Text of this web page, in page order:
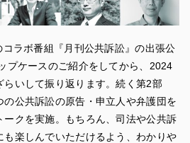
ラボ番組『月刊公共訴訟』の出張公
プケースのご紹介をしてから、2024
らいして振り返ります。続く第2部
の公共訴訟の原告・申立人や弁護団を
クを実施。もちろん、司法や公共訴
楽しんでいただけるよう、わかりや